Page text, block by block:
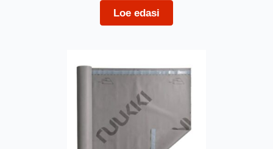
Loe edasi